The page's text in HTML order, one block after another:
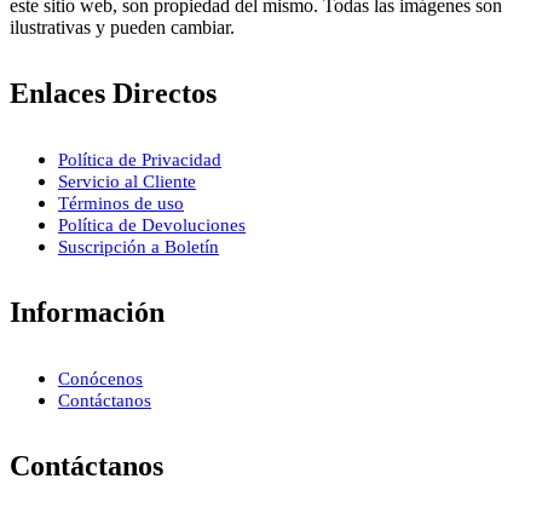
este sitio web, son propiedad del mismo. Todas las imágenes son
ilustrativas y pueden cambiar.
Enlaces Directos
Política de Privacidad
Servicio al Cliente
Términos de uso
Política de Devoluciones
Suscripción a Boletín
Información
Conócenos
Contáctanos
Contáctanos